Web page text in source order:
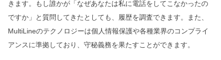
きます。もし誰かが「なぜあなたは私に電話をしてこなかったの
ですか」と質問してきたとしても、履歴を調査できます。また、
MultiLineのテクノロジーは個人情報保護や各種業界のコンプライ
アンスに準拠しており、守秘義務を果たすことができます。